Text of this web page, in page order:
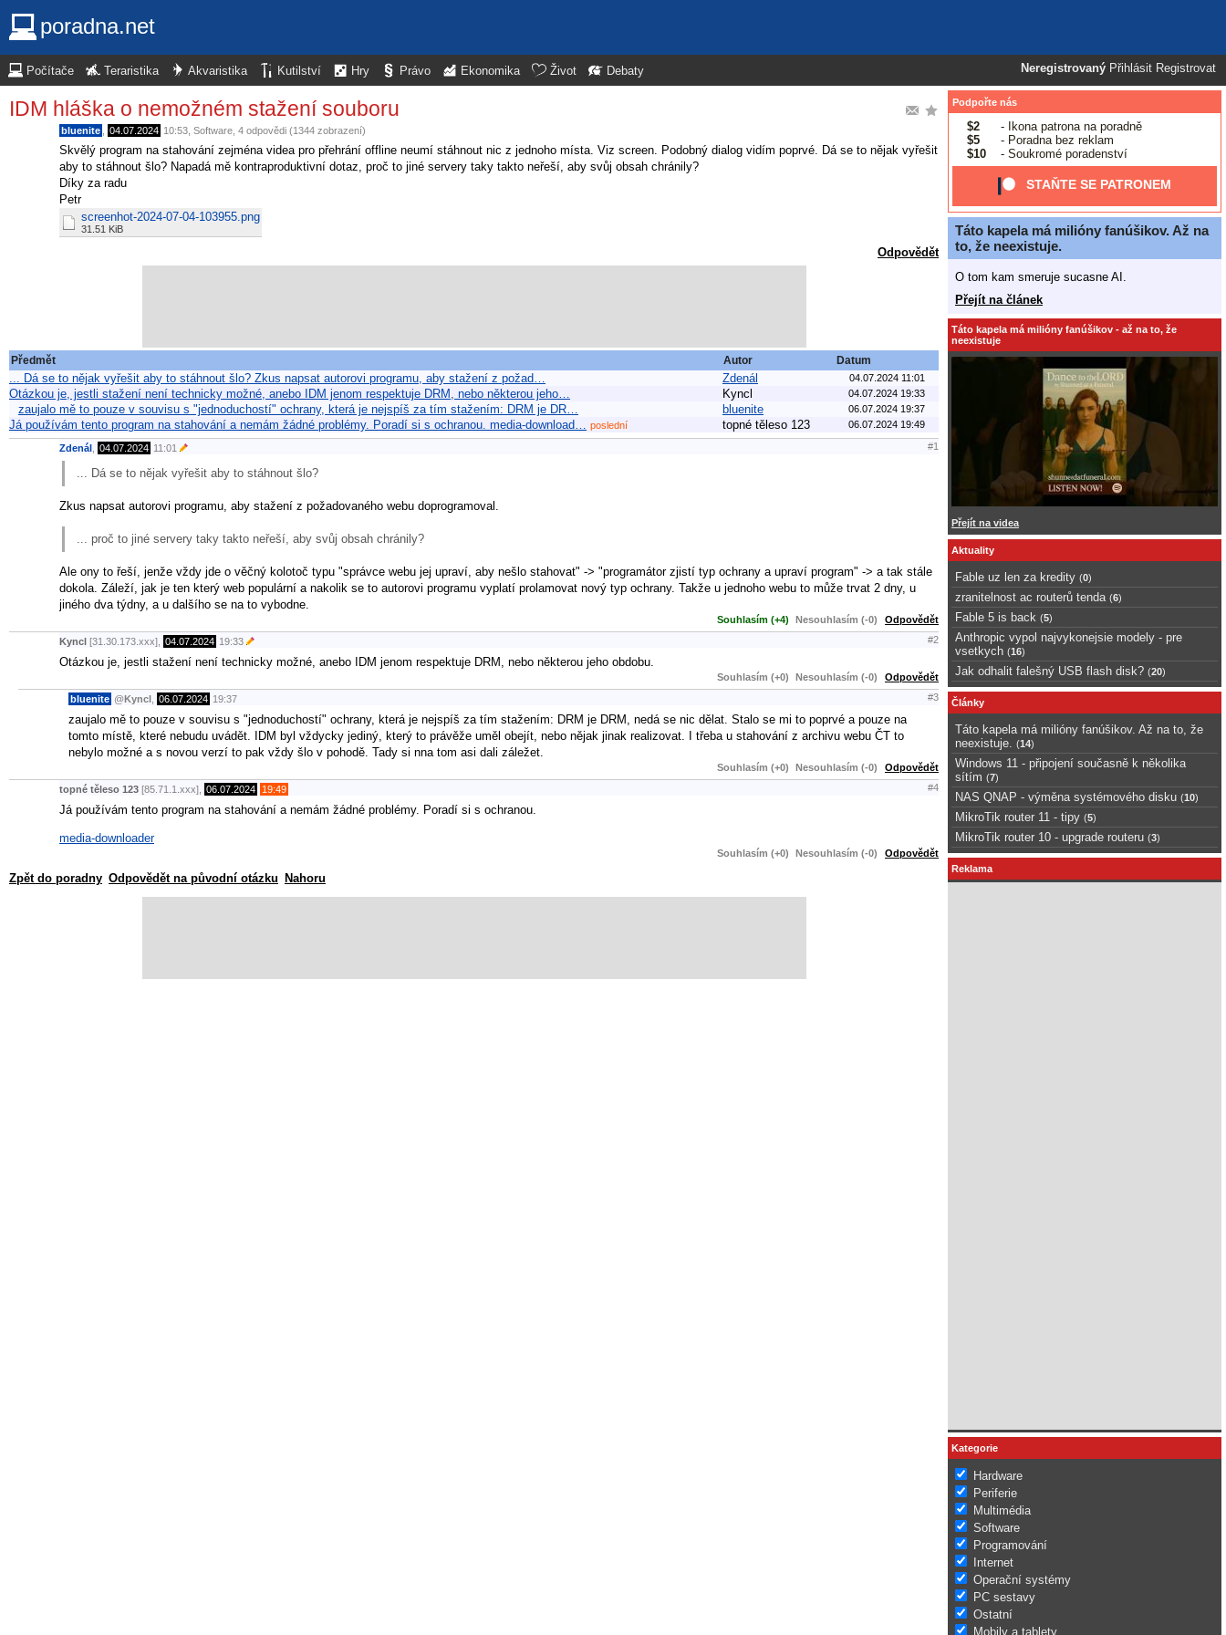
poradna.net
Neregistrovaný Přihlásit Registrovat
Počítače Teraristika Akvaristika Kutilství Hry Právo Ekonomika Život Debaty
IDM hláška o nemožném stažení souboru
bluenite 04.07.2024 10:53 Software , 4 odpovědi (1344 zobrazení)
Skvělý program na stahování zejména videa pro přehrání offline neumí stáhnout nic z jednoho místa. Viz screen. Podobný dialog vidím poprvé. Dá se to nějak vyřešit
aby to stáhnout šlo? Napadá mě kontraproduktivní dotaz, proč to jiné servery taky takto neřeší, aby svůj obsah chránily?
Díky za radu
Petr
screenhot-2024-07-04-103955.png
31.51 KiB
Odpovědět
Předmět Autor Datum
... Dá se to nějak vyřešit aby to stáhnout šlo? Zkus napsat autorovi programu, aby stažení z požad… Zdenál 04.07.2024 11:01
Otázkou je, jestli stažení není technicky možné, anebo IDM jenom respektuje DRM, nebo některou jeho… Kyncl 04.07.2024 19:33
zaujalo mě to pouze v souvisu s "jednoduchostí" ochrany, která je nejspíš za tím stažením: DRM je DR… bluenite 06.07.2024 19:37
Já používám tento program na stahování a nemám žádné problémy. Poradí si s ochranou. media-download… poslední topné těleso 123 06.07.2024 19:49
Zdenál 04.07.2024 11:01 #1
... Dá se to nějak vyřešit aby to stáhnout šlo?
Zkus napsat autorovi programu, aby stažení z požadovaného webu doprogramoval.
... proč to jiné servery taky takto neřeší, aby svůj obsah chránily?
Ale ony to řeší, jenže vždy jde o věčný kolotoč typu "správce webu jej upraví, aby nešlo stahovat" -> "programátor zjistí typ ochrany a upraví program" -> a tak stále
dokola. Záleží, jak je ten který web populární a nakolik se to autorovi programu vyplatí prolamovat nový typ ochrany. Takže u jednoho webu to může trvat 2 dny, u
jiného dva týdny, a u dalšího se na to vybodne.
Souhlasím (+4) Nesouhlasím (-0) Odpovědět
Kyncl [31.30.173.xxx], 04.07.2024 19:33 #2
Otázkou je, jestli stažení není technicky možné, anebo IDM jenom respektuje DRM, nebo některou jeho obdobu.
Souhlasím (+0) Nesouhlasím (-0) Odpovědět
bluenite @ Kyncl 06.07.2024 19:37 #3
zaujalo mě to pouze v souvisu s "jednoduchostí" ochrany, která je nejspíš za tím stažením: DRM je DRM, nedá se nic dělat. Stalo se mi to poprvé a pouze na
tomto místě, které nebudu uvádět. IDM byl vždycky jediný, který to právěže uměl obejít, nebo nějak jinak realizovat. I třeba u stahování z archivu webu ČT to
nebylo možné a s novou verzí to pak vždy šlo v pohodě. Tady si nna tom asi dali záležet.
Souhlasím (+0) Nesouhlasím (-0) Odpovědět
topné těleso 123 [85.71.1.xxx], 06.07.2024 19:49 #4
Já používám tento program na stahování a nemám žádné problémy. Poradí si s ochranou.
media-downloader
Souhlasím (+0) Nesouhlasím (-0) Odpovědět
Zpět do poradny Odpovědět na původní otázku Nahoru
Podpořte nás
$2
- Ikona patrona na poradně
$5
- Poradna bez reklam
$10
- Soukromé poradenství
STAŇTE SE PATRONEM
Táto kapela má milióny fanúšikov. Až na
to, že neexistuje.
O tom kam smeruje sucasne AI.
Přejít na článek
Táto kapela má milióny fanúšikov - až na to, že
neexistuje
Přejít na videa
Aktuality
Fable uz len za kredity (0)
zranitelnost ac routerů tenda (6)
Fable 5 is back (5)
Anthropic vypol najvykonejsie modely - pre
vsetkych (16)
Jak odhalit falešný USB flash disk? (20)
Články
Táto kapela má milióny fanúšikov. Až na to, že
neexistuje.
(14)
Windows 11 - připojení současně k několika
sítím (7)
NAS QNAP - výměna systémového disku (10)
MikroTik router 11 - tipy (5)
MikroTik router 10 - upgrade routeru (3)
Reklama
Kategorie
Hardware
Periferie
Multimédia
Software
Programování
Internet
Operační systémy
PC sestavy
Ostatní
Mobily a tablety